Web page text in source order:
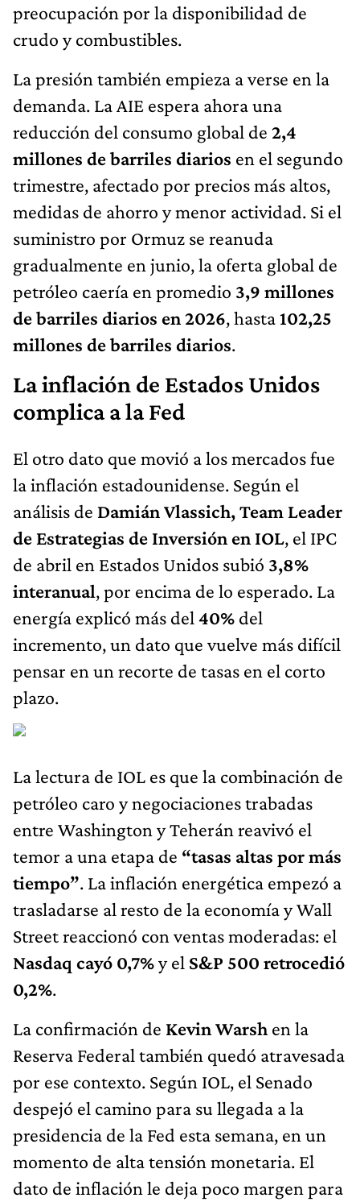
preocupación por la disponibilidad de
crudo y combustibles.
La presión también empieza a verse en la
demanda. La AIE espera ahora una
reducción del consumo global de 2,4
millones de barriles diarios en el segundo
trimestre, afectado por precios más altos,
medidas de ahorro y menor actividad. Si el
suministro por Ormuz se reanuda
gradualmente en junio, la oferta global de
petróleo caería en promedio 3,9 millones
de barriles diarios en 2026, hasta102,25
millones de barriles diarios.
La inflación de Estados Unidos
complica a la Fed
El otro dato que movió a los mercados fue
la inflación estadounidense. Según el
análisis de Damián Vlassich, Team Leader
de Estrategias de Inversión en IOL, el IPC
de abril en Estados Unidos subió 3,8%
interanual, por encima de lo esperado. La
energía explicó más del 40% del
incremento, un dato que vuelve más difícil
pensar en un recorte de tasas en el corto
plazo.
La lectura de IOL es que la combinación de
petróleo caro y negociaciones trabadas
entre Washington y Teherán reavivó el
temor a una etapa de “tasas altas por más
tiempo”. La inflación energética empezó a
trasladarse al resto de la economía y Wall
Street reaccionó con ventas moderadas: el
Nasdaq cayó 0,7%y el S&P 500 retrocedió
0,2%.
La confirmación de Kevin Warsh en la
Reserva Federal también quedó atravesada
por ese contexto. Según IOL, el Senado
despejó el camino para su llegada a la
presidencia de la Fed esta semana, en un
momento de alta tensión monetaria. El
dato de inflación le deja poco margen para